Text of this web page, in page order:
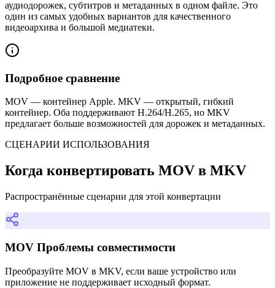
аудиодорожек, субтитров и метаданных в одном файле. Это
один из самых удобных вариантов для качественного
видеоархива и большой медиатеки.
Подробное сравнение
MOV — контейнер Apple. MKV — открытый, гибкий
контейнер. Оба поддерживают H.264/H.265, но MKV
предлагает больше возможностей для дорожек и метаданных.
СЦЕНАРИИ ИСПОЛЬЗОВАНИЯ
Когда конвертировать MOV в MKV
Распространённые сценарии для этой конвертации
MOV Проблемы совместимости
Преобразуйте MOV в MKV, если ваше устройство или
приложение не поддерживает исходный формат.